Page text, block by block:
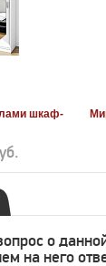
шкаф-
о
на него